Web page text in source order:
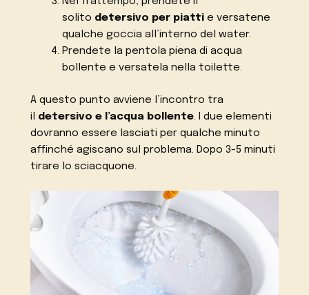
solito detersivo per piattie versatene
qualche goccia all’interno del water.
Prendete la pentola piena di acqua
bollente e versatela nella toilette.
A questo punto avviene l’incontro tra
il detersivo e l’acqua bollente. I due elementi
dovranno essere lasciati per qualche minuto
affinché agiscano sul problema. Dopo 3-5 minuti
tirare lo sciacquone.